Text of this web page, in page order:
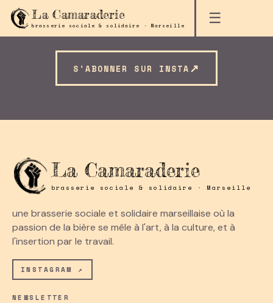
La Camaraderie
brasserie sociale & solidaire · Marseille ☰
S'ABONNER SUR INSTA ↗
L'ÉQUIPE AU COMPTOIR.
LIEU DE RENCONTRE ET DE
La Camaraderie
brasserie sociale & solidaire · Marseille
une brasserie sociale et solidaire marseillaise où la
passion de la bière se mêle à l'art, à la culture, et à
l'insertion par le travail.
INSTAGRAM ↗
NEWSLETTER